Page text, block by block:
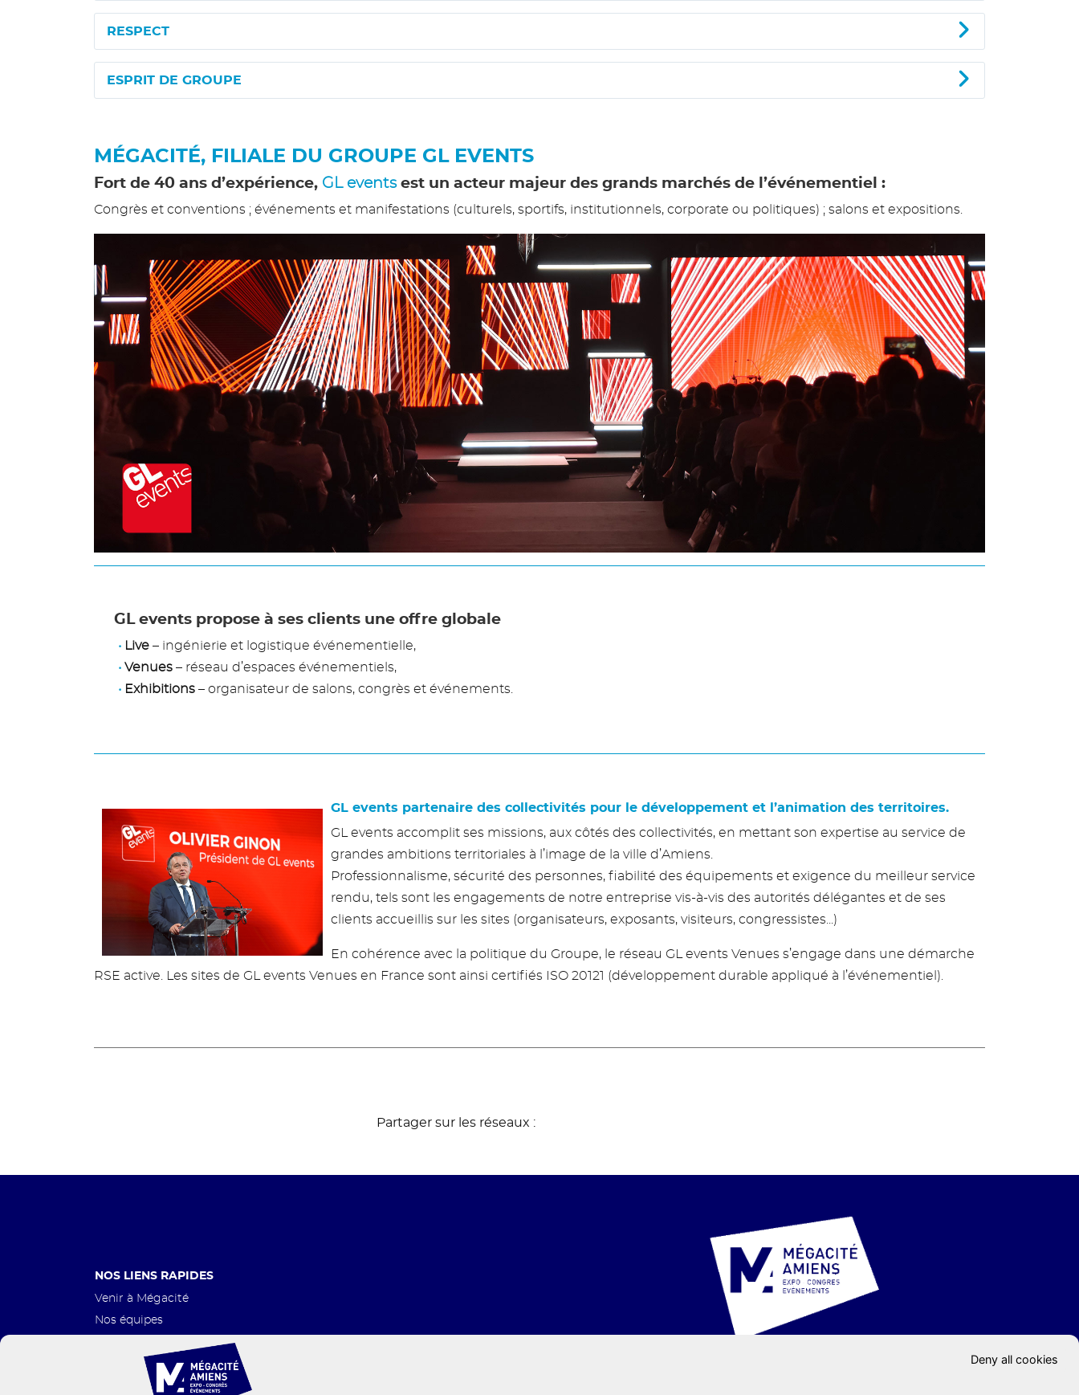
RESPECT
ESPRIT DE GROUPE
MÉGACITÉ, FILIALE DU GROUPE GL EVENTS
Fort de 40 ans d’expérience, GL eventsest un acteur majeur des grands marchés de l’événementiel :
Congrès et conventions ; événements et manifestations (culturels, sportifs, institutionnels, corporate ou politiques) ; salons et expositions.
GL events propose à ses clients une offre globale
Live– ingénierie et logistique événementielle,
Venues– réseau d’espaces événementiels,
Exhibitions– organisateur de salons, congrès et événements.
GL events partenaire des collectivités pour le développement et l’animation des territoires.
GL events accomplit ses missions, aux côtés des collectivités, en mettant son expertise au service de
grandes ambitions territoriales à l’image de la ville d’Amiens.
Professionnalisme, sécurité des personnes, fiabilité des équipements et exigence du meilleur service
rendu, tels sont les engagements de notre entreprise vis-à-vis des autorités délégantes et de ses
clients accueillis sur les sites (organisateurs, exposants, visiteurs, congressistes...)
En cohérence avec la politique du Groupe, le réseau GL events Venues s’engage dans une démarche
RSE active. Les sites de GL events Venues en France sont ainsi certifiés ISO 20121 (développement durable appliqué à l’événementiel).
Partager sur les réseaux :
Pied
de
page
NOS LIENS RAPIDES
Venir à Mégacité
Nos équipes
Plans des salles
Deny all cookies